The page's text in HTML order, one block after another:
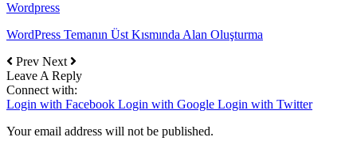
Wordpress
WordPress Temanın Üst Kısmında Alan Oluşturma
Prev Next
Leave A Reply
Connect with:
Login with Facebook Login with Google Login with Twitter
Your email address will not be published.